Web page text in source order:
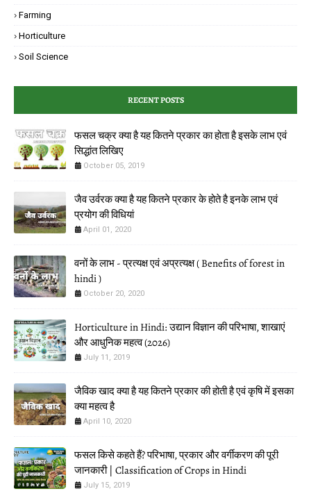
Farming
Horticulture
Soil Science
RECENT POSTS
फसल चक्र क्या है यह कितने प्रकार का होता है इसके लाभ एवं
‌सिद्धांत लिखिए
October 05, 2019
जैव उर्वरक क्या है यह कितने प्रकार के होते है इनके लाभ एवं
प्रयोग की विधियां
April 01, 2020
वनों के लाभ - प्रत्यक्ष एवं अप्रत्यक्ष ( Benefits of forest in
hindi )
October 20, 2020
Horticulture in Hindi: उद्यान विज्ञान की परिभाषा, शाखाएं
और आधुनिक महत्व (2026)
July 11, 2019
जैविक खाद क्या है यह कितने प्रकार की होती है एवं कृषि में इसका
क्या महत्व है
April 10, 2020
फसल किसे कहते हैं? परिभाषा, प्रकार और वर्गीकरण की पूरी
जानकारी | Classification of Crops in Hindi
July 15, 2019